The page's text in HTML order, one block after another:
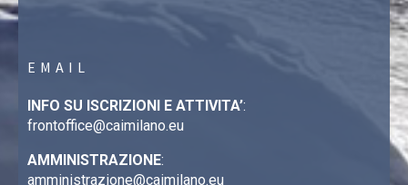
EMAIL
INFO SU ISCRIZIONI E ATTIVITA’:
frontoffice@caimilano.eu
AMMINISTRAZIONE:
amministrazione@caimilano.eu